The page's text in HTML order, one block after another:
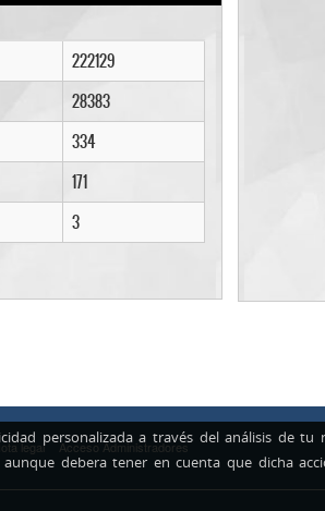
222129
28383
334
171
3
legal Acceso Administradores
personalizada a través del análisis de tu
debera tener en cuenta que dicha